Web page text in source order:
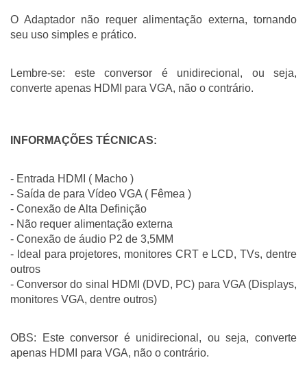
O Adaptador não requer alimentação externa, tornando
seu uso simples e prático.
Lembre-se: este conversor é unidirecional, ou seja,
converte apenas HDMI para VGA, não o contrário.
INFORMAÇÕES TÉCNICAS:
- Entrada HDMI ( Macho )
- Saída de para Vídeo VGA ( Fêmea )
- Conexão de Alta Definição
- Não requer alimentação externa
- Conexão de áudio P2 de 3,5MM
- Ideal para projetores, monitores CRT e LCD, TVs, dentre
outros
- Conversor do sinal HDMI (DVD, PC) para VGA (Displays,
monitores VGA, dentre outros)
OBS: Este conversor é unidirecional, ou seja, converte
apenas HDMI para VGA, não o contrário.